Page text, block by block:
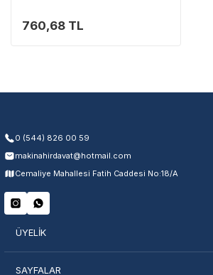
Garanti Kapsamı
Servisi Nasıl Bulurum?
760,68 TL
0 (544) 826 00 59
makinahirdavat@hotmail.com
Cemaliye Mahallesi Fatih Caddesi No:18/A
ÜYELİK
SAYFALAR